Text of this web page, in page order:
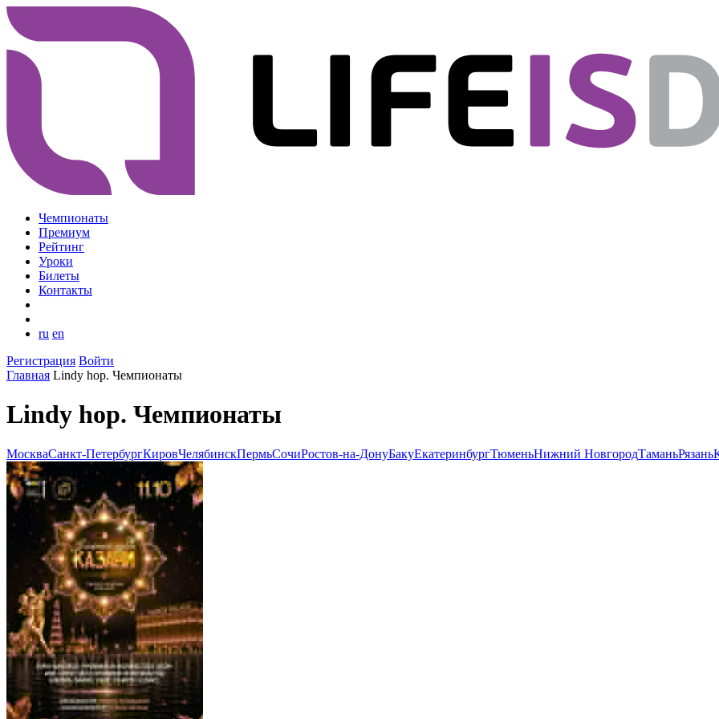
Чемпионаты
Премиум
Рейтинг
Уроки
Билеты
Контакты
ru en
Регистрация Войти
Главная Lindy hop. Чемпионаты
Lindy hop. Чемпионаты
МоскваСанкт-ПетербургКировЧелябинскПермьСочиРостов-на-ДонуБакуЕкатеринбургТюменьНижний НовгородТаманьРязань